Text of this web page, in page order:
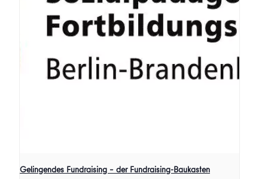
Gelingendes Fundraising – der Fundraising-Baukasten